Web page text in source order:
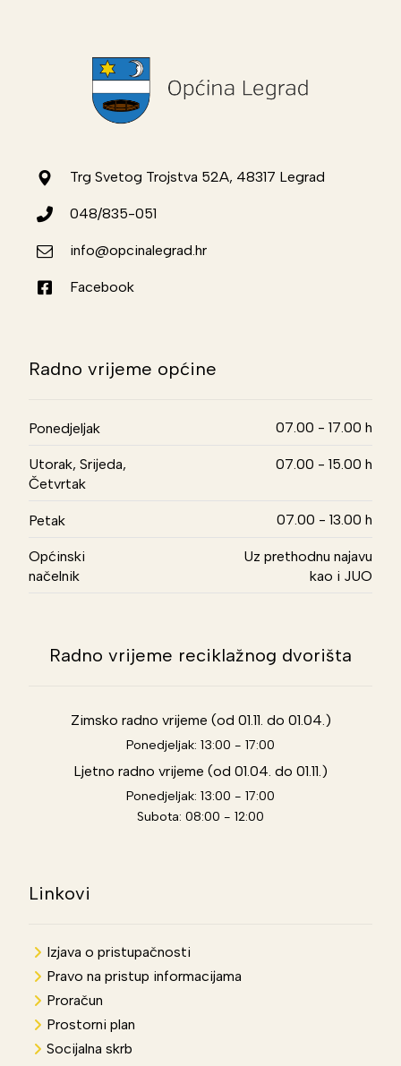
Trg Svetog Trojstva 52A, 48317 Legrad
048/835-051
info@opcinalegrad.hr
Facebook
Radno vrijeme općine
Ponedjeljak 07.00 - 17.00 h
Utorak, Srijeda,
Četvrtak
07.00 - 15.00 h
Petak 07.00 - 13.00 h
Općinski
načelnik
Uz prethodnu najavu
kao i JUO
Radno vrijeme reciklažnog dvorišta
Zimsko radno vrijeme (od 01.11. do 01.04.)
Ponedjeljak: 13:00 - 17:00
Ljetno radno vrijeme (od 01.04. do 01.11.)
Ponedjeljak: 13:00 - 17:00
Subota: 08:00 - 12:00
Linkovi
Izjava o pristupačnosti
Pravo na pristup informacijama
Proračun
Prostorni plan
Socijalna skrb